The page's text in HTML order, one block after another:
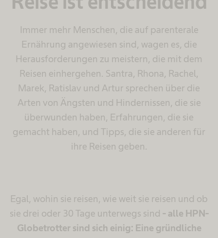
Immer mehr Menschen, die auf parenterale
Ernährung angewiesen sind, wagen es, die
Herausforderungen zu meistern, die mit dem
Reisen einhergehen. Santra, Rhona, Rachel,
Marek, Ratislav und Artur sprechen über die
Arten von Ängsten und Hindernissen, die sie
überwunden haben, Erfahrungen, die sie
gemacht haben, und Tipps, die sie anderen für
ihre Reisen geben.
Egal, wohin sie reisen, wie weit sie reisen und ob
sie drei oder 30 Tage unterwegs sind - alle HPN-
Globetrotter sind sich einig: Eine gründliche